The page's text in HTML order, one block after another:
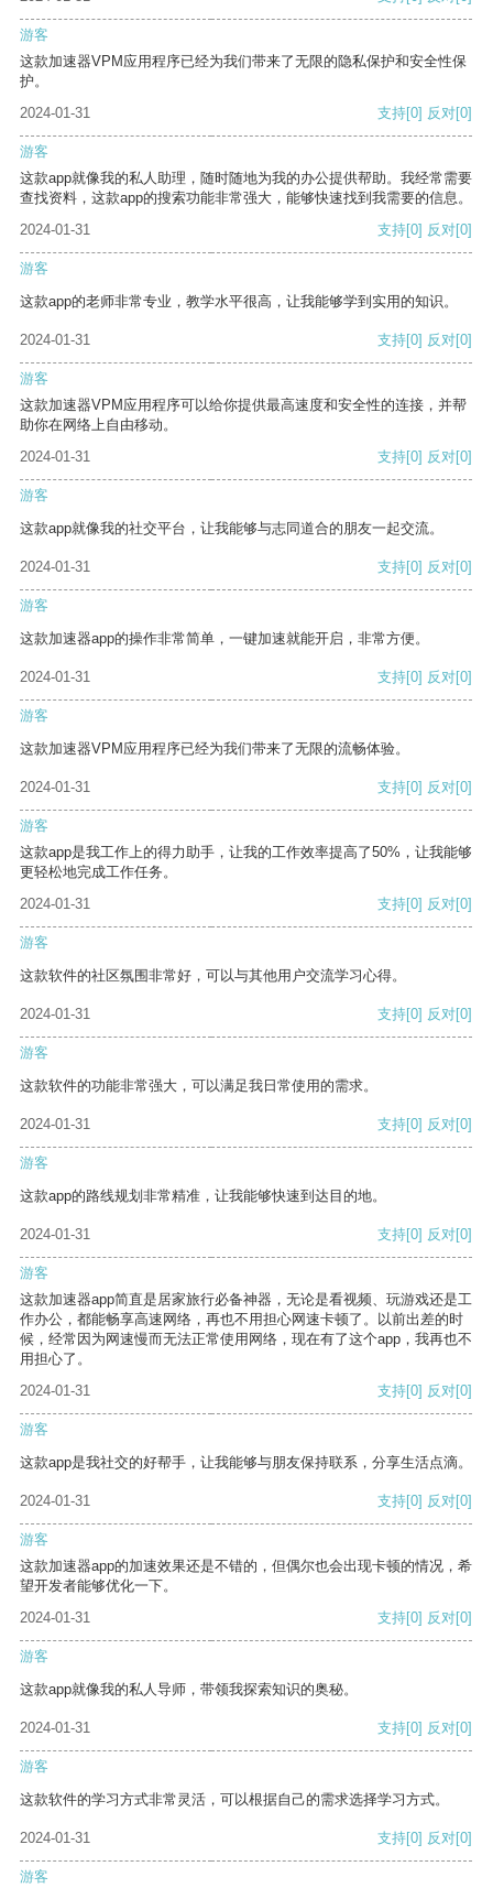
游客
这款加速器VPM应用程序已经为我们带来了无限的隐私保护和安全性保
护。
2024-01-31
支持[0] 反对[0]
游客
这款app就像我的私人助理，随时随地为我的办公提供帮助。我经常需要
查找资料，这款app的搜索功能非常强大，能够快速找到我需要的信息。
2024-01-31
支持[0] 反对[0]
游客
这款app的老师非常专业，教学水平很高，让我能够学到实用的知识。
2024-01-31 支持[0] 反对[0]
游客
这款加速器VPM应用程序可以给你提供最高速度和安全性的连接，并帮
助你在网络上自由移动。
2024-01-31
支持[0] 反对[0]
游客
这款app就像我的社交平台，让我能够与志同道合的朋友一起交流。
2024-01-31 支持[0] 反对[0]
游客
这款加速器app的操作非常简单，一键加速就能开启，非常方便。
2024-01-31 支持[0] 反对[0]
游客
这款加速器VPM应用程序已经为我们带来了无限的流畅体验。
2024-01-31 支持[0] 反对[0]
游客
这款app是我工作上的得力助手，让我的工作效率提高了50%，让我能够
更轻松地完成工作任务。
2024-01-31
支持[0] 反对[0]
游客
这款软件的社区氛围非常好，可以与其他用户交流学习心得。
2024-01-31 支持[0] 反对[0]
游客
这款软件的功能非常强大，可以满足我日常使用的需求。
2024-01-31 支持[0] 反对[0]
游客
这款app的路线规划非常精准，让我能够快速到达目的地。
2024-01-31 支持[0] 反对[0]
游客
这款加速器app简直是居家旅行必备神器，无论是看视频、玩游戏还是工
作办公，都能畅享高速网络，再也不用担心网速卡顿了。以前出差的时
候，经常因为网速慢而无法正常使用网络，现在有了这个app，我再也不
用担心了。
2024-01-31
支持[0] 反对[0]
游客
这款app是我社交的好帮手，让我能够与朋友保持联系，分享生活点滴。
2024-01-31 支持[0] 反对[0]
游客
这款加速器app的加速效果还是不错的，但偶尔也会出现卡顿的情况，希
望开发者能够优化一下。
2024-01-31
支持[0] 反对[0]
游客
这款app就像我的私人导师，带领我探索知识的奥秘。
2024-01-31 支持[0] 反对[0]
游客
这款软件的学习方式非常灵活，可以根据自己的需求选择学习方式。
2024-01-31 支持[0] 反对[0]
游客